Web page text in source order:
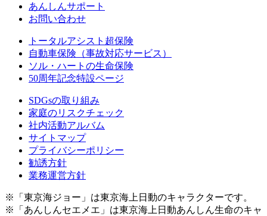
あんしんサポート
お問い合わせ
トータルアシスト超保険
自動車保険（事故対応サービス）
ソル・ハートの生命保険
50周年記念特設ページ
SDGsの取り組み
家庭のリスクチェック
社内活動アルバム
サイトマップ
プライバシーポリシー
勧誘方針
業務運営方針
※「東京海ジョー」は東京海上日動のキャラクターです。
※「あんしんセエメエ」は東京海上日動あんしん生命のキャ